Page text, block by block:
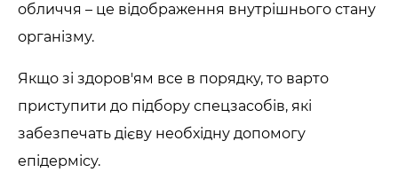
обличчя – це відображення внутрішнього стану
організму.
Якщо зі здоров'ям все в порядку, то варто
приступити до підбору спецзасобів, які
забезпечать дієву необхідну допомогу
епідермісу.